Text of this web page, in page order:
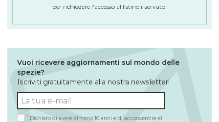
per richiedere l'accesso al listino riservato.
Vuoi ricevere aggiornamenti sul mondo delle
spezie?
Iscriviti gratuitamente alla nostra newsletter!
* Dichiaro di avere almeno 16 anni e di acconsentire al